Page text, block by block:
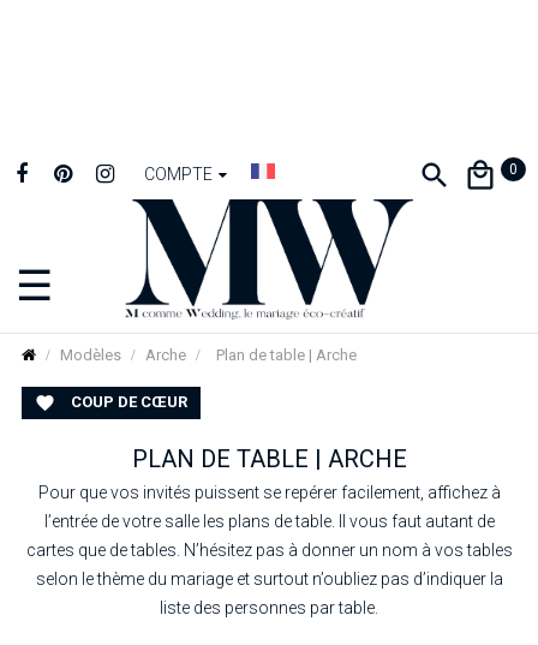
COMPTE 0
Basculer
la
navigation
☰
Modèles Arche Plan de table | Arche
 COUP DE CŒUR
PLAN DE TABLE | ARCHE
Pour que vos invités puissent se repérer facilement, affichez à
l’entrée de votre salle les plans de table. Il vous faut autant de
cartes que de tables. N’hésitez pas à donner un nom à vos tables
selon le thème du mariage et surtout n’oubliez pas d’indiquer la
liste des personnes par table.